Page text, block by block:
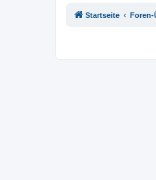
Startseite Foren-